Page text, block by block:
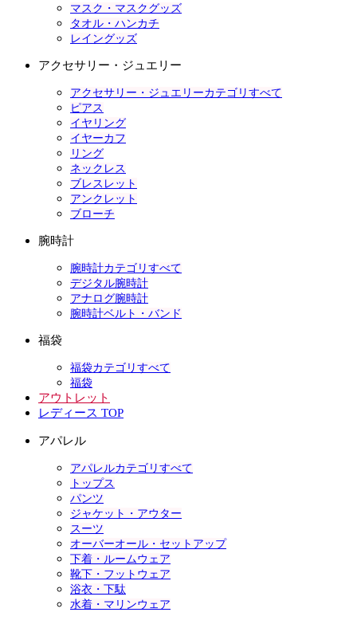
マスク・マスクグッズ
タオル・ハンカチ
レイングッズ
アクセサリー・ジュエリー
アクセサリー・ジュエリーカテゴリすべて
ピアス
イヤリング
イヤーカフ
リング
ネックレス
ブレスレット
アンクレット
ブローチ
腕時計
腕時計カテゴリすべて
デジタル腕時計
アナログ腕時計
腕時計ベルト・バンド
福袋
福袋カテゴリすべて
福袋
アウトレット
レディース TOP
アパレル
アパレルカテゴリすべて
トップス
パンツ
ジャケット・アウター
スーツ
オーバーオール・セットアップ
下着・ルームウェア
靴下・フットウェア
浴衣・下駄
水着・マリンウェア